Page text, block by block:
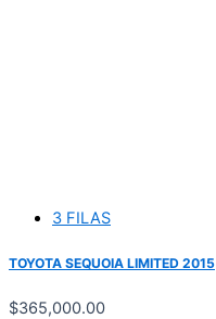
3 FILAS
TOYOTA SEQUOIA LIMITED 2015
$365,000.00